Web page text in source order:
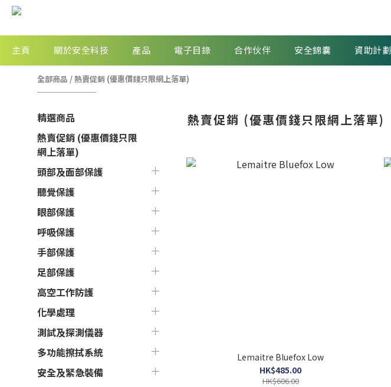
主頁 關於安全科技 產品 電子目錄 合作伙伴 安全錦囊 資助計劃
全部商品 /熱賣促銷 (優惠價錢只限網上落單)
精選商品
熱賣促銷 (優惠價錢只限
網上落單)
頭部及面部保護
聽覺保護
眼部保護
呼吸保護
手部保護
足部保護
高空工作防護
化學處理
測試及探測儀器
多功能擦拭系統
安全及緊急裝備
熱賣促銷 (優惠價錢只限網上落單)
Lemaitre Bluefox Low
HK$485.00
HK$606.00